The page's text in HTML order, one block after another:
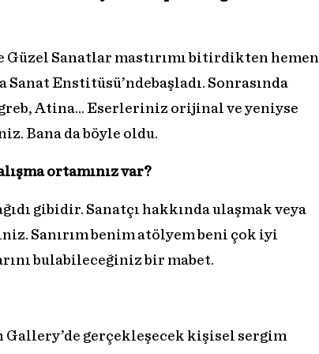
Sanatlar mastırımı bitirdikten hemen
Enstitüsü’ndebaşladı. Sonrasında
Atina… Eserleriniz orijinal ve yeniyse
Bana da böyle oldu.
ortamınız var?
gibidir. Sanatçı hakkında ulaşmak veya
Sanırım benim atölyem beni çok iyi
bulabileceğiniz bir mabet.
Gallery’de gerçekleşecek kişisel sergim